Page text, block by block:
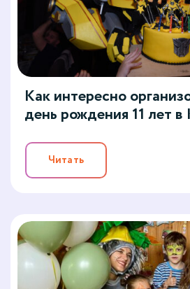
Как интересно
день рождения 11 лет в
Читать